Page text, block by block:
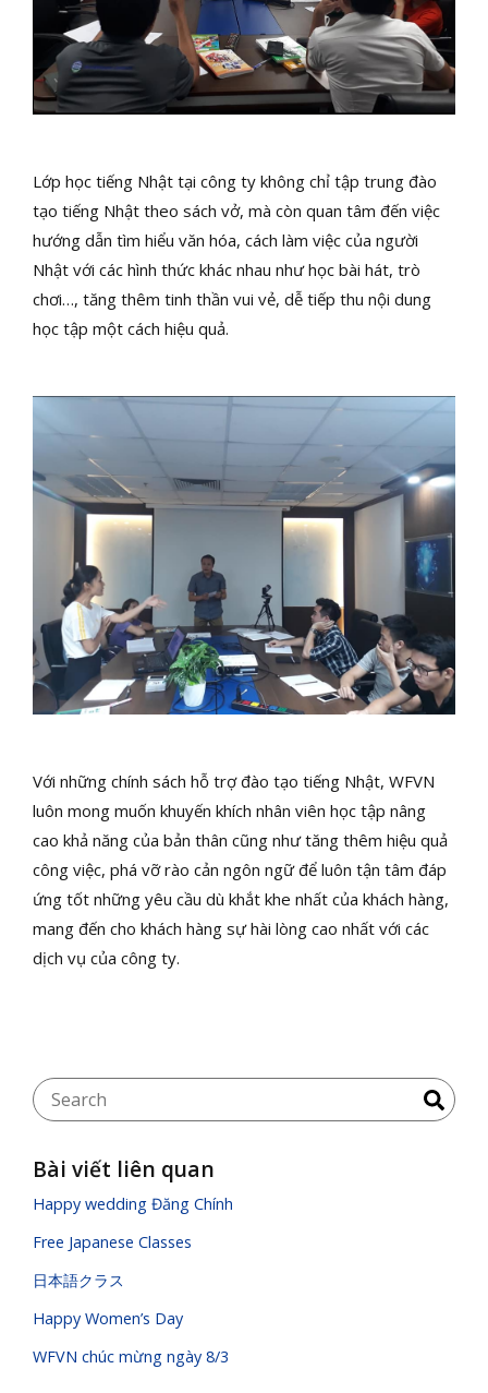
Lớp học tiếng Nhật tại công ty không chỉ tập trung đào
tạo tiếng Nhật theo sách vở, mà còn quan tâm đến việc
hướng dẫn tìm hiểu văn hóa, cách làm việc của người
Nhật với các hình thức khác nhau như học bài hát, trò
chơi…, tăng thêm tinh thần vui vẻ, dễ tiếp thu nội dung
học tập một cách hiệu quả.
Với những chính sách hỗ trợ đào tạo tiếng Nhật, WFVN
luôn mong muốn khuyến khích nhân viên học tập nâng
cao khả năng của bản thân cũng như tăng thêm hiệu quả
công việc, phá vỡ rào cản ngôn ngữ để luôn tận tâm đáp
ứng tốt những yêu cầu dù khắt khe nhất của khách hàng,
mang đến cho khách hàng sự hài lòng cao nhất với các
dịch vụ của công ty.
Bài viết liên quan
Happy wedding Đăng Chính
Free Japanese Classes
日本語クラス
Happy Women’s Day
WFVN chúc mừng ngày 8/3